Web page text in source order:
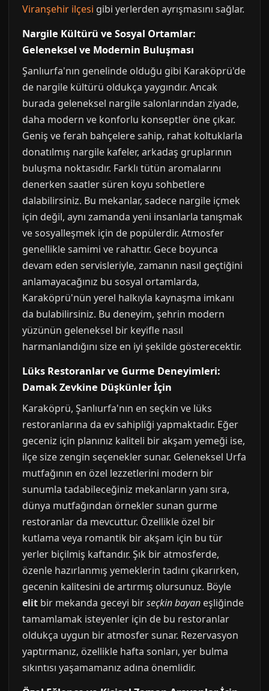
Viranşehir ilçesi gibi yerlerden ayrışmasını sağlar.
Nargile Kültürü ve Sosyal Ortamlar:
Geleneksel ve Modernin Buluşması
Şanlıurfa'nın genelinde olduğu gibi Karaköprü'de
de nargile kültürü oldukça yaygındır. Ancak
burada geleneksel nargile salonlarından ziyade,
daha modern ve konforlu konseptler öne çıkar.
Geniş ve ferah bahçelere sahip, rahat koltuklarla
donatılmış nargile kafeler, arkadaş gruplarının
buluşma noktasıdır. Farklı tütün aromalarını
denerken saatler süren koyu sohbetlere
dalabilirsiniz. Bu mekanlar, sadece nargile içmek
için değil, aynı zamanda yeni insanlarla tanışmak
ve sosyalleşmek için de popülerdir. Atmosfer
genellikle samimi ve rahattır. Gece boyunca
devam eden servisleriyle, zamanın nasıl geçtiğini
anlamayacağınız bu sosyal ortamlarda,
Karaköprü'nün yerel halkıyla kaynaşma imkanı
da bulabilirsiniz. Bu deneyim, şehrin modern
yüzünün geleneksel bir keyifle nasıl
harmanlandığını size en iyi şekilde gösterecektir.
Lüks Restoranlar ve Gurme Deneyimleri:
Damak Zevkine Düşkünler İçin
Karaköprü, Şanlıurfa'nın en seçkin ve lüks
restoranlarına da ev sahipliği yapmaktadır. Eğer
geceniz için planınız kaliteli bir akşam yemeği ise,
ilçe size zengin seçenekler sunar. Geleneksel Urfa
mutfağının en özel lezzetlerini modern bir
sunumla tadabileceğiniz mekanların yanı sıra,
dünya mutfağından örnekler sunan gurme
restoranlar da mevcuttur. Özellikle özel bir
kutlama veya romantik bir akşam için bu tür
yerler biçilmiş kaftandır. Şık bir atmosferde,
özenle hazırlanmış yemeklerin tadını çıkarırken,
gecenin kalitesini de artırmış olursunuz. Böyle
elit bir mekanda geceyi birseçkin bayan eşliğinde
tamamlamak isteyenler için de bu restoranlar
oldukça uygun bir atmosfer sunar. Rezervasyon
yaptırmanız, özellikle hafta sonları, yer bulma
sıkıntısı yaşamamanız adına önemlidir.